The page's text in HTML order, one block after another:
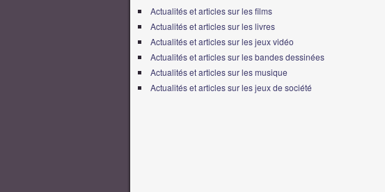
Actualités et articles sur les films
Actualités et articles sur les livres
Actualités et articles sur les jeux vidéo
Actualités et articles sur les bandes dessinées
Actualités et articles sur les musique
Actualités et articles sur les jeux de société